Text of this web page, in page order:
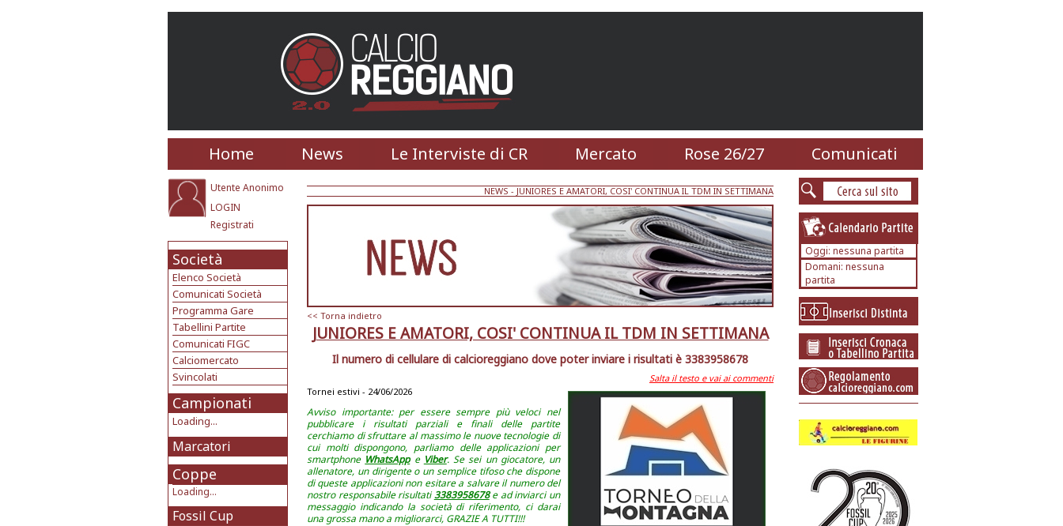
Home News Le Interviste di CR Mercato Rose 26/27 Comunicati
Utente Anonimo
LOGIN
Registrati
Società
Elenco Società
Comunicati Società
Programma Gare
Tabellini Partite
Comunicati FIGC
Calciomercato
Svincolati
Campionati
Loading...
Marcatori
Coppe
Loading...
Fossil Cup
NEWS - JUNIORES E AMATORI, COSI' CONTINUA IL TDM IN SETTIMANA
<< Torna indietro
JUNIORES E AMATORI, COSI' CONTINUA IL TDM IN SETTIMANA
Il numero di cellulare di calcioreggiano dove poter inviare i risultati è 3383958678
Salta il testo e vai ai commenti
Tornei estivi - 24/06/2026
Avviso importante: per essere sempre più veloci nel
pubblicare i risultati parziali e finali delle partite
cerchiamo di sfruttare al massimo le nuove tecnologie di
cui molti dispongono, parliamo delle applicazioni per
smartphone WhatsAppe Viber. Se sei un giocatore, un
allenatore, un dirigente o un semplice tifoso che dispone
di queste applicazioni non esitare a salvare il numero del
nostro responsabile risultati3383958678e ad inviarci un
messaggio indicando la società di riferimento, ci darai
una grossa mano a migliorarci, GRAZIE A TUTTI!!!
Oggi: nessuna partita
Domani: nessuna
partita